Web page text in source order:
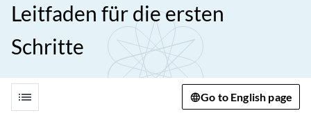
Leitfaden für die ersten
Schritte
list Go to English page